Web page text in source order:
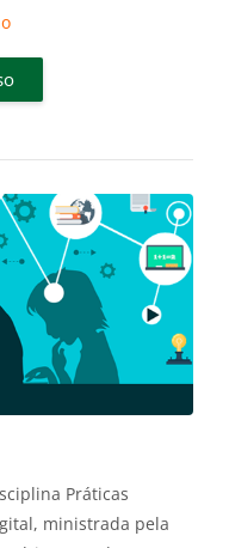
Práticas
ministrada pela